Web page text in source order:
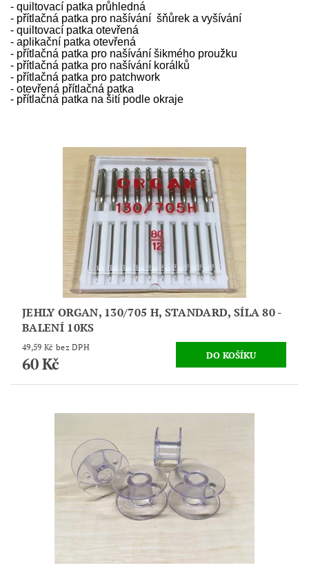
- quiltovací patka průhledná
- přítlačná patka pro našívání šňůrek a vyšívání
- quiltovací patka otevřená
- aplikační patka otevřená
- přítlačná patka pro našívání šikmého proužku
- přítlačná patka pro našívání korálků
- přítlačná patka pro patchwork
- otevřená přítlačná patka
- přítlačná patka na šití podle okraje
JEHLY ORGAN, 130/705 H, STANDARD, SÍLA 80 -
BALENÍ 10KS
49,59 Kč bez DPH
60 Kč